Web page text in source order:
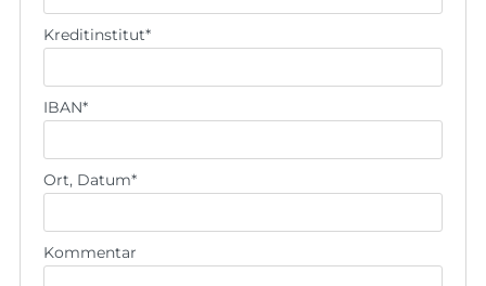
Kreditinstitut*
IBAN*
Ort, Datum*
Kommentar